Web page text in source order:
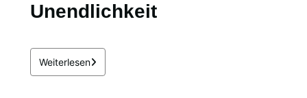
Unendlichkeit
Weiterlesen